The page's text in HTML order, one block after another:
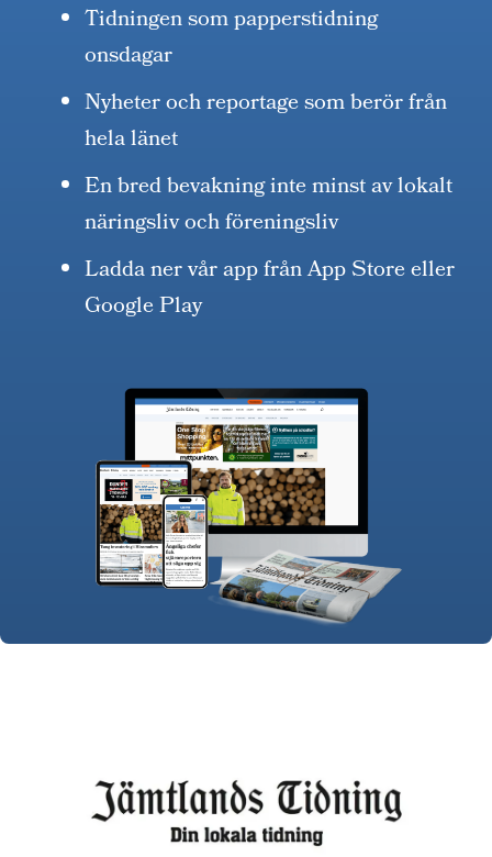
Tidningen som papperstidning
onsdagar
Nyheter och reportage som berör från
hela länet
En bred bevakning inte minst av lokalt
näringsliv och föreningsliv
Ladda ner vår app från App Store eller
Google Play